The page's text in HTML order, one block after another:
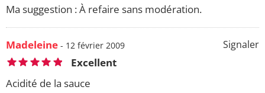
Ma suggestion : À refaire sans modération.
Signaler
Madeleine - 12 février 2009
Excellent
Acidité de la sauce